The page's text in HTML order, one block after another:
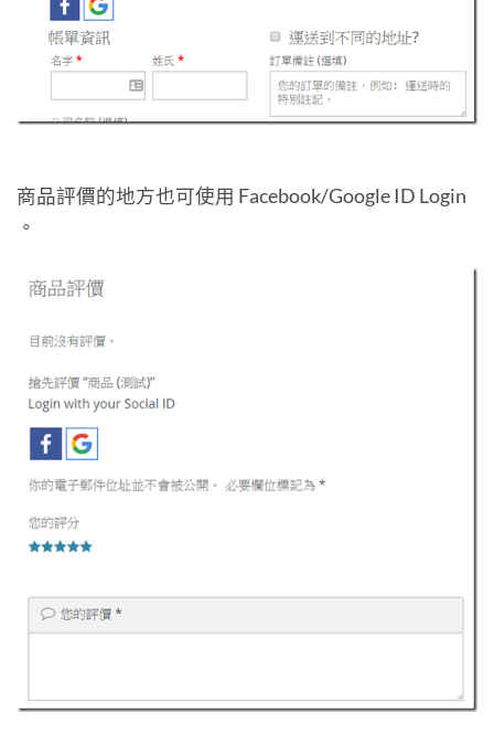
商品評價的地方也可使用 Facebook/Google ID Login
。